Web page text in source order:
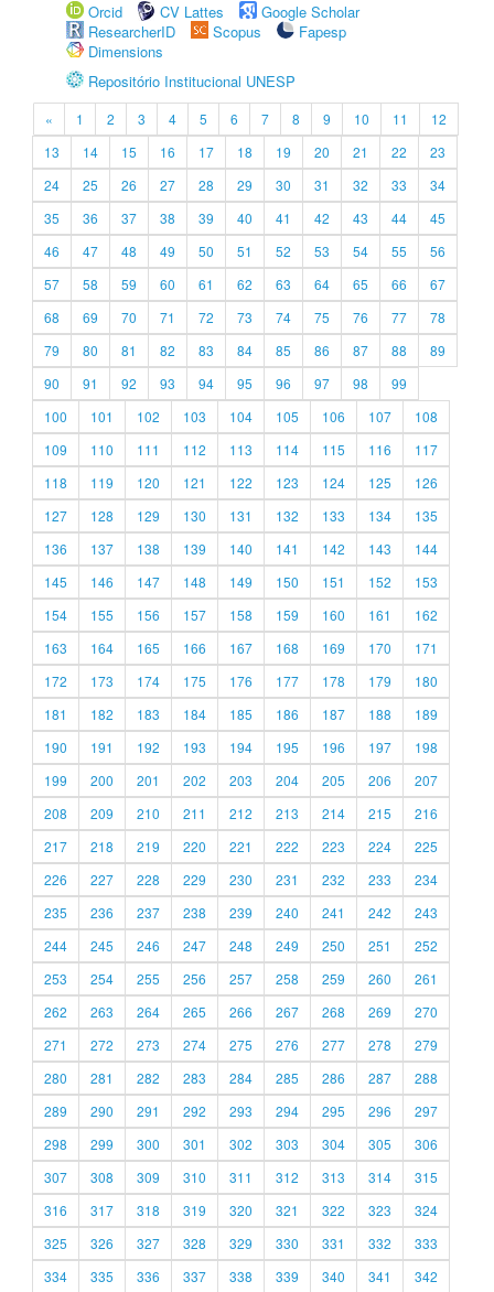
Orcid
CV Lattes
Google Scholar
ResearcherID
Scopus
Fapesp
Dimensions
Repositório Institucional UNESP
« 1 2 3 4 5 6 7 8 9 10 11
12
13
14 15 16 17 18 19 20 21 22
23
24
25 26 27 28 29 30 31 32 33
34
35
36 37 38 39 40 41 42 43 44
45
46
47 48 49 50 51 52 53 54 55
56
57
58 59 60 61 62 63 64 65 66
67
68
69 70 71 72 73 74 75 76 77
78
79
80 81 82 83 84 85 86 87 88
89
90
91 92 93 94 95 96 97 98
99
100
101 102 103 104 105 106 107
108
109
110 111 112 113 114 115 116
117
118
119 120 121 122 123 124 125
126
127
128 129 130 131 132 133 134
135
136
137 138 139 140 141 142 143
144
145
146 147 148 149 150 151 152
153
154
155 156 157 158 159 160 161
162
163
164 165 166 167 168 169 170
171
172
173 174 175 176 177 178 179
180
181
182 183 184 185 186 187 188
189
190
191 192 193 194 195 196 197
198
199
200 201 202 203 204 205 206
207
208
209 210 211 212 213 214 215
216
217
218 219 220 221 222 223 224
225
226
227 228 229 230 231 232 233
234
235
236 237 238 239 240 241 242
243
244
245 246 247 248 249 250 251
252
253
254 255 256 257 258 259 260
261
262
263 264 265 266 267 268 269
270
271
272 273 274 275 276 277 278
279
280
281 282 283 284 285 286 287
288
289
290 291 292 293 294 295 296
297
298
299 300 301 302 303 304 305
306
307
308 309 310 311 312 313 314
315
316
317 318 319 320 321 322 323
324
325
326 327 328 329 330 331 332
333
334
335 336 337 338 339 340 341 342